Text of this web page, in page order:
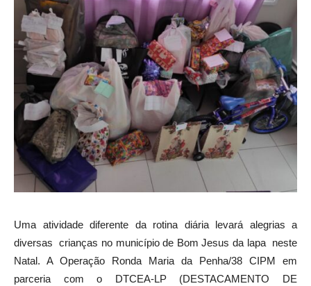
Uma atividade diferente da rotina diária levará alegrias a
diversas crianças no município de Bom Jesus da lapa neste
Natal. A Operação Ronda Maria da Penha/38 CIPM em
parceria com o DTCEA-LP (DESTACAMENTO DE